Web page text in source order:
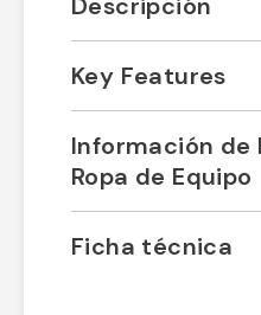
Key Features
Información de
Ropa de Equipo
Ficha técnica